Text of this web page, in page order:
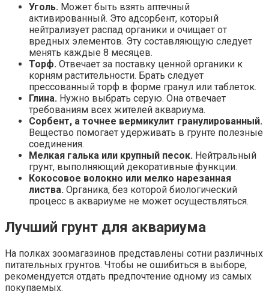
Уголь. Может быть взять аптечный
активированный. Это адсорбент, который
нейтрализует распад органики и очищает от
вредных элементов. Эту составляющую следует
менять каждые 8 месяцев.
Торф. Отвечает за поставку ценной органики к
корням растительности. Брать следует
прессованный торф в форме гранул или таблеток.
Глина. Нужно выбрать серую. Она отвечает
требованиям всех жителей аквариума.
Сорбент, а точнее вермикулит гранулированный.
Вещество помогает удерживать в грунте полезные
соединения.
Мелкая галька или крупный песок. Нейтральный
грунт, выполняющий декоративные функции.
Кокосовое волокно или мелко нарезанная
листва. Органика, без которой биологический
процесс в аквариуме не может осуществляться.
Лучший грунт для аквариума
На полках зоомагазинов представлены сотни различных
питательных грунтов. Чтобы не ошибиться в выборе,
рекомендуется отдать предпочтение одному из самых
покупаемых.